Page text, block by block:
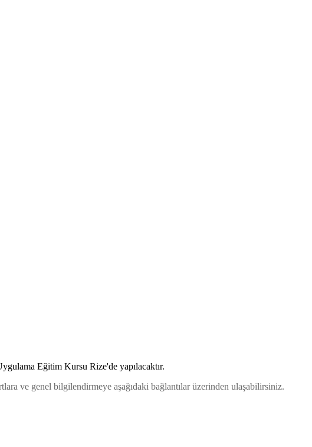
Eğitim Kursu Rize'de yapılacaktır.
ve genel bilgilendirmeye aşağıdaki bağlantılar üzerinden ulaşabilirsiniz.